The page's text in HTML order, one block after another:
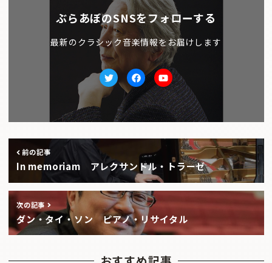
ぶらあぼのSNSをフォローする
最新のクラシック音楽情報をお届けします
TwitterfacebookYoutube
前の記事
In memoriam アレクサンドル・トラーゼ
次の記事
ダン・タイ・ソン ピアノ・リサイタル